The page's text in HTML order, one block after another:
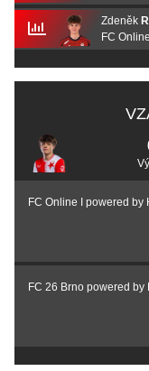
Zdeněk
FC
FC Online I powered by
FC 26 Brno powered by